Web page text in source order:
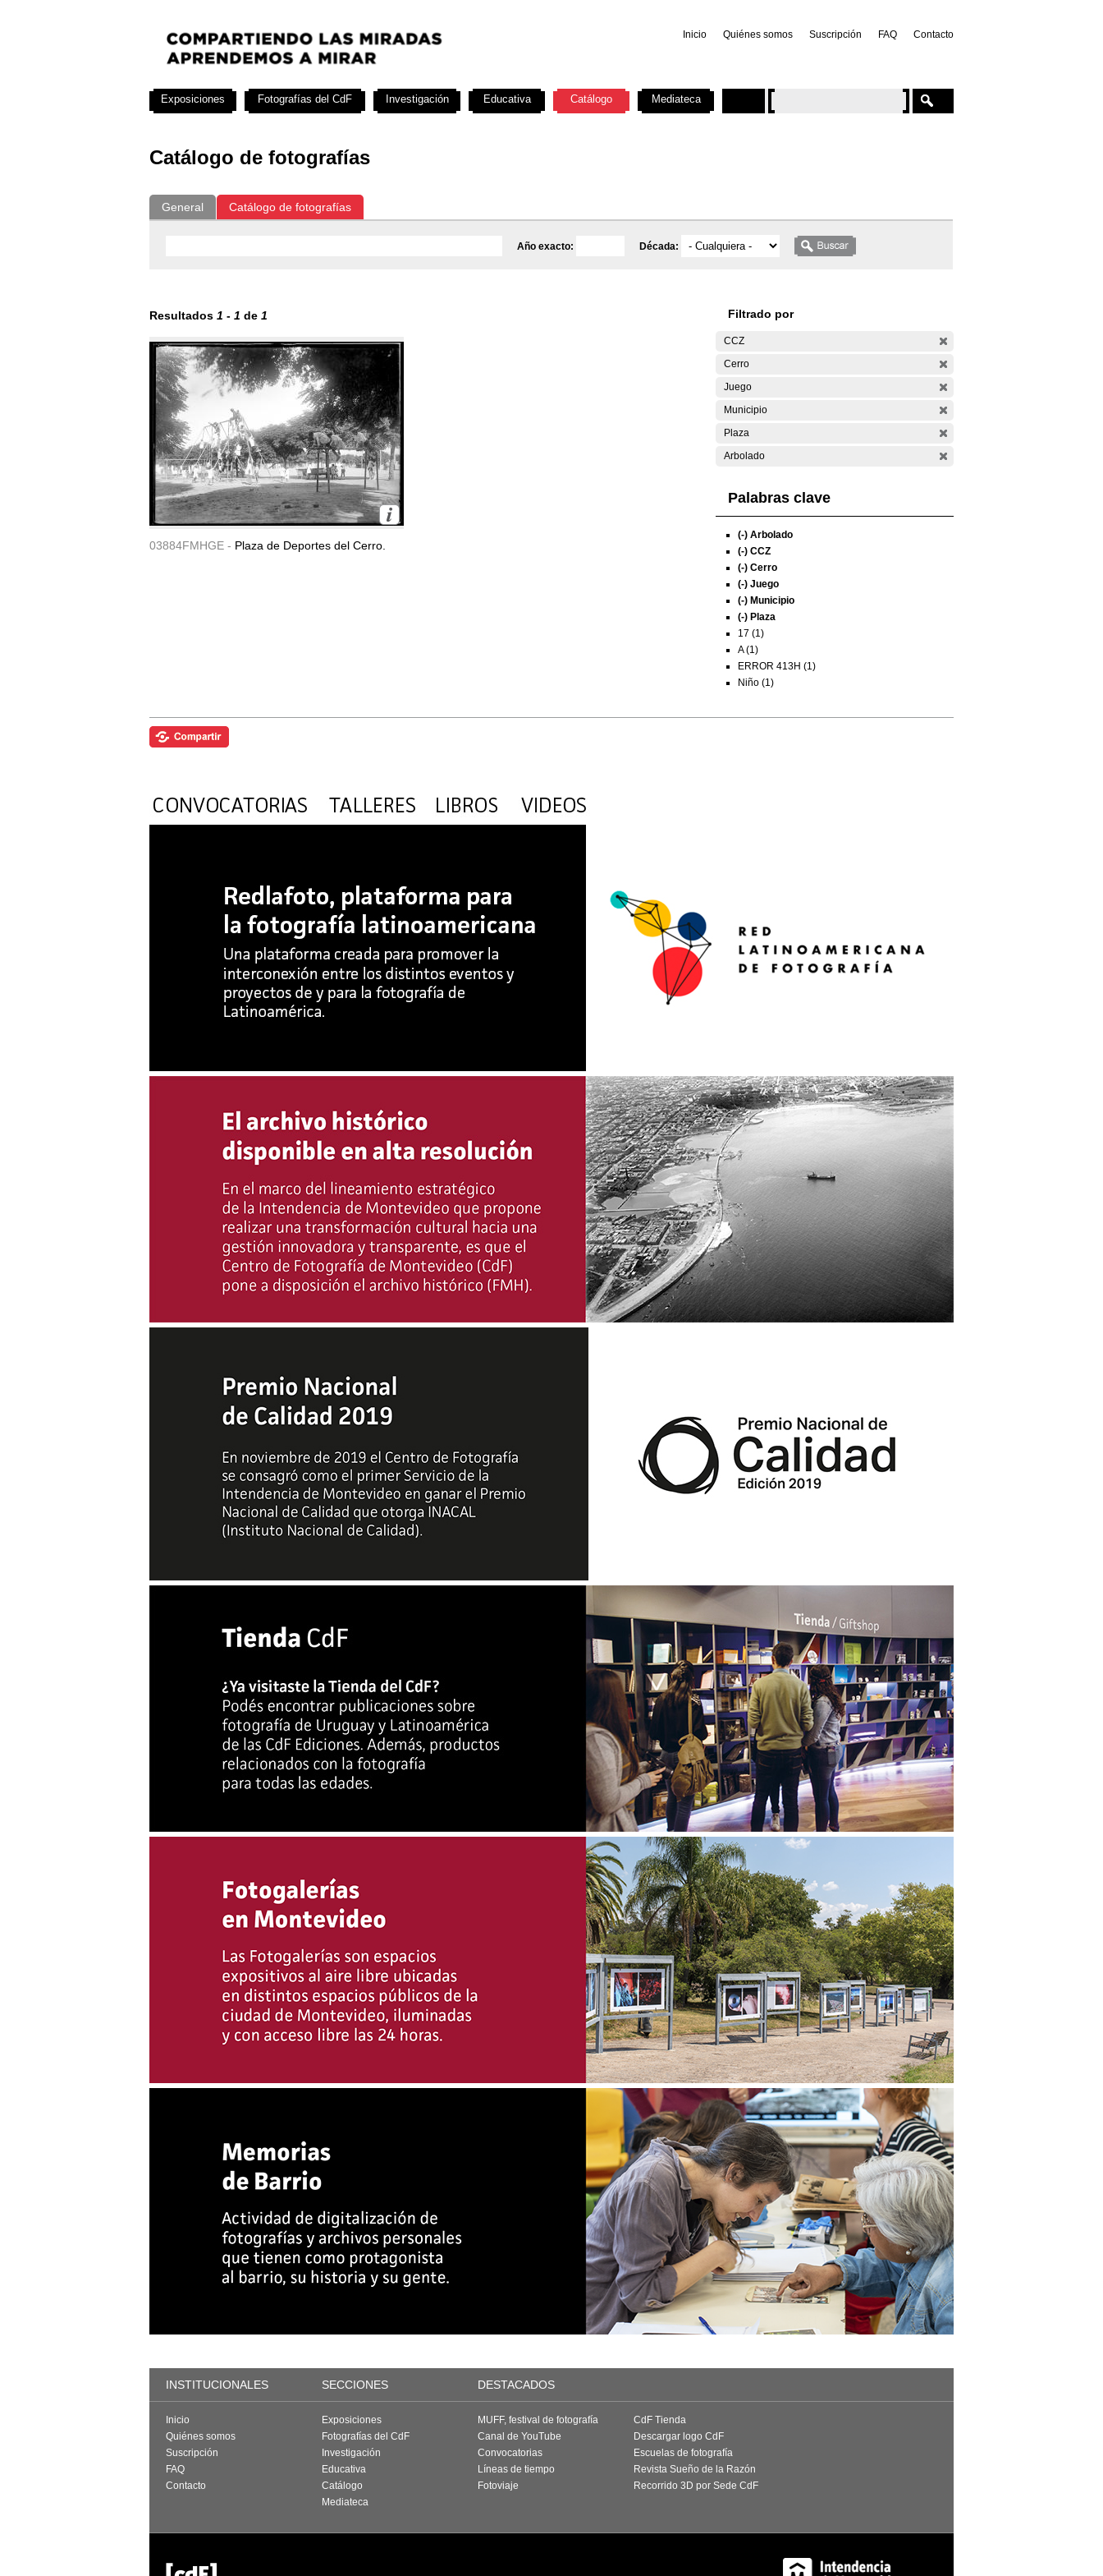
Inicio Quiénes somos Suscripción FAQ Contacto
Catálogo de fotografías
General Catálogo de fotografías
Año exacto: Década:
Resultados 1 - 1 de 1
03884FMHGE - Plaza de Deportes del Cerro.
Filtrado por
CCZ
Cerro
Juego
Municipio
Plaza
Arbolado
Palabras clave
(-) Arbolado
(-) CCZ
(-) Cerro
(-) Juego
(-) Municipio
(-) Plaza
17 (1)
A (1)
ERROR 413H (1)
Niño (1)
Exposiciones Fotografías del CdF Investigación Educativa Catálogo Mediateca
INSTITUCIONALES SECCIONES DESTACADOS
Inicio
Quiénes somos
Suscripción
FAQ
Contacto
Exposiciones
Fotografías del CdF
Investigación
Educativa
Catálogo
Mediateca
MUFF, festival de fotografía
Canal de YouTube
Convocatorias
Líneas de tiempo
Fotoviaje
CdF Tienda
Descargar logo CdF
Escuelas de fotografía
Revista Sueño de la Razón
Recorrido 3D por Sede CdF